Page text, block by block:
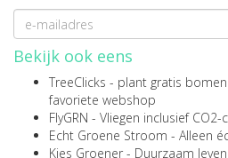
Bekijk ook eens
TreeClicks - plant gratis
favoriete webshop
FlyGRN - Vliegen inclusief
Echt Groene Stroom - Alleen
Kies Groener - Duurzaam